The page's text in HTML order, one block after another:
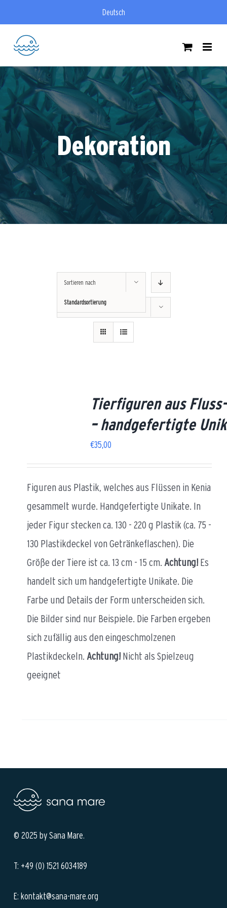
Inhalt
springen
Deutsch
Dekoration
Sortieren nach
Standardsortierung
Tierfiguren aus
– handgefertigte
€35,00
Figuren aus Plastik, welches aus Flüssen in Kenia
gesammelt wurde. Handgefertigte Unikate. In
jeder Figur stecken ca. 130 - 220 g Plastik (ca. 75 -
130 Plastikdeckel von Getränkeflaschen). Die
Größe der Tiere ist ca. 13 cm - 15 cm. Achtung! Es
handelt sich um handgefertigte Unikate. Die
Farbe und Details der Form unterscheiden sich.
Die Bilder sind nur Beispiele. Die Farben ergeben
sich zufällig aus den eingeschmolzenen
Plastikdeckeln. Achtung! Nicht als Spielzeug
geeignet
© 2025 by Sana Mare.
T: +49 (0) 1521 6034189
E: kontakt@sana-mare.org